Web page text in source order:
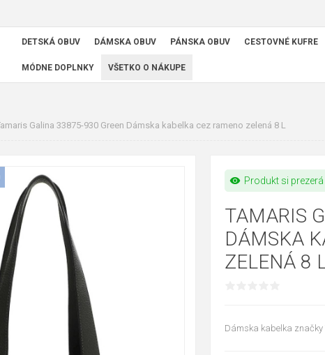
DETSKÁ OBUV DÁMSKA OBUV PÁNSKA OBUV CESTOVNÉ KUFRE
MÓDNE DOPLNKY VŠETKO O NÁKUPE
Galina 33875-930 Green Dámska kabelka cez rameno zelená 8 L
visibility Produkt si
TAMARIS
DÁMSKA
ZELENÁ 8
Dámska kabelka značky